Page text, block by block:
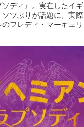
ディ』。実在したイ
ツぶりが話題に。実
フレディ・マーキュ